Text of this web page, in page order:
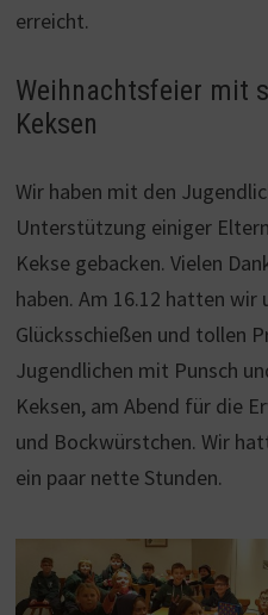
erreicht.
Weihnachtsfeier mit
Keksen
Wir haben mit den
Unterstützung einiger
Kekse gebacken. Vielen
haben. Am 16.12 hatten
Glücksschießen und tollen
Jugendlichen mit Punsch
Keksen, am Abend für die
und Bockwürstchen. Wir
ein paar nette Stunden.